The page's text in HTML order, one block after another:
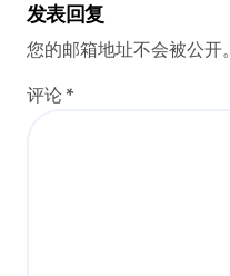
发表回复
您的邮箱地址不会被公开。
评论 *